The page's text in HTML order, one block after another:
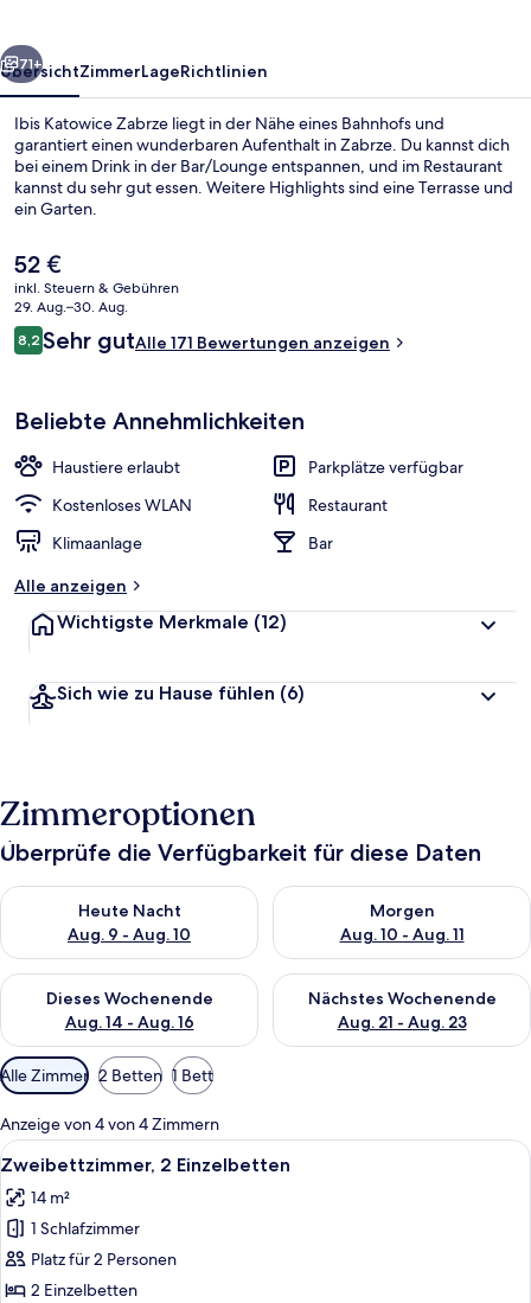
Weiter
71+
ÜbersichtZimmerLageRichtlinien
Ibis Katowice Zabrze liegt in der Nähe eines Bahnhofs und
garantiert einen wunderbaren Aufenthalt in Zabrze. Du kannst dich
bei einem Drink in der Bar/Lounge entspannen, und im Restaurant
kannst du sehr gut essen. Weitere Highlights sind eine Terrasse und
ein Garten.
Der
aktuelle
Preis
beträgt
52 €.
52 €
inkl. Steuern & Gebühren
29. Aug.–30. Aug.
Bewertungen
8,28,2 von 10.
Sehr gutAlle 171 Bewertungen anzeigen
Beliebte Annehmlichkeiten
Haustiere erlaubt
Parkplätze verfügbar
Kostenloses WLAN
Restaurant
Klimaanlage
Bar
Alle anzeigen
Wichtigste Merkmale (12)
Sich wie zu Hause fühlen (6)
Zimmeroptionen
Überprüfe die Verfügbarkeit für diese Daten
Heute Nacht
Aug. 9 - Aug. 10
Überprüfe die Verfügbarkeit für heute Nacht, Aug. 9 - Aug.
Morgen
Aug. 10 - Aug. 11
Überprüfe die Verfügbarkeit
Dieses Wochenende
Aug. 14 - Aug. 16
Überprüfe die Verfügbarkeit für dieses Wochenende, Aug. 14
Nächstes Wochenende
Aug. 21 - Aug. 23
Überprüfe die Verfügbarkeit
Verfügbare
Filter
für
Zimmer
Alle Zimmer 2 Betten 1 Bett
Anzeige von 4 von 4 Zimmern
Alle
Fotos
für
Zweibettzimmer,
2 Einzelbetten
anzeigen
Ein Hotelzimmer mit zwei Betten,
7
Zweibettzimmer, 2 Einzelbetten
14 m²
1 Schlafzimmer
Platz für 2 Personen
2 Einzelbetten